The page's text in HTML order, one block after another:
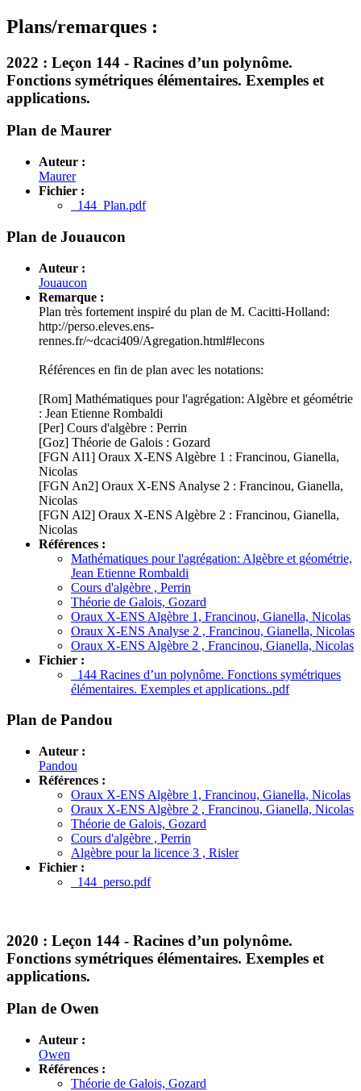
Plans/remarques :
2022 : Leçon 144 - Racines d’un polynôme.
Fonctions symétriques élémentaires. Exemples et
applications.
Plan de Maurer
Auteur :
Maurer
Fichier :
144_Plan.pdf
Plan de Jouaucon
Auteur :
Jouaucon
Remarque :
Plan très fortement inspiré du plan de M. Cacitti-Holland:
http://perso.eleves.ens-
rennes.fr/~dcaci409/Agregation.html#lecons
Références en fin de plan avec les notations:
[Rom] Mathématiques pour l'agrégation: Algèbre et géométrie
: Jean Etienne Rombaldi
[Per] Cours d'algèbre : Perrin
[Goz] Théorie de Galois : Gozard
[FGN Al1] Oraux X-ENS Algèbre 1 : Francinou, Gianella,
Nicolas
[FGN An2] Oraux X-ENS Analyse 2 : Francinou, Gianella,
Nicolas
[FGN Al2] Oraux X-ENS Algèbre 2 : Francinou, Gianella,
Nicolas
Références :
Mathématiques pour l'agrégation: Algèbre et géométrie,
Jean Etienne Rombaldi
Cours d'algèbre , Perrin
Théorie de Galois, Gozard
Oraux X-ENS Algèbre 1, Francinou, Gianella, Nicolas
Oraux X-ENS Analyse 2 , Francinou, Gianella, Nicolas
Oraux X-ENS Algèbre 2 , Francinou, Gianella, Nicolas
Fichier :
144 Racines d’un polynôme. Fonctions symétriques
élémentaires. Exemples et applications..pdf
Plan de Pandou
Auteur :
Pandou
Références :
Oraux X-ENS Algèbre 1, Francinou, Gianella, Nicolas
Oraux X-ENS Algèbre 2 , Francinou, Gianella, Nicolas
Théorie de Galois, Gozard
Cours d'algèbre , Perrin
Algèbre pour la licence 3 , Risler
Fichier :
144_perso.pdf
2020 : Leçon 144 - Racines d’un polynôme.
Fonctions symétriques élémentaires. Exemples et
applications.
Plan de Owen
Auteur :
Owen
Références :
Théorie de Galois, Gozard